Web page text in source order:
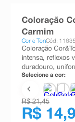
Coloração
Carmim
Cor e TonCód: 11635
Coloração
intensa, reflexos
duradouro,
Selecione a cor:
R$ 21,45
R$
absorvente
10ºshampoo